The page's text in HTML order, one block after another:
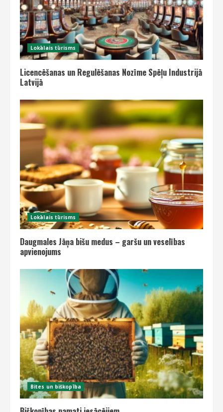
Lokālais tūrisms
Licencēšanas un Regulēšanas Nozīme Spēļu Industrijā
Latvijā
Lokālais tūrisms
Daugmales Jāņa bišu medus – garšu un veselības
apvienojums
Bites un biškopība